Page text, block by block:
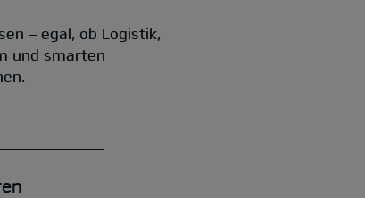
– egal, ob Logistik,
und smarten